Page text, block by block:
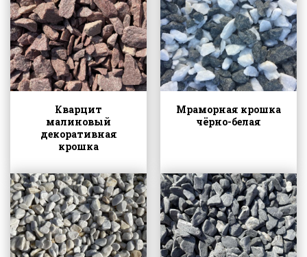
Кварцит
малиновый
декоративная
крошка
Мраморная крошка
чёрно-белая